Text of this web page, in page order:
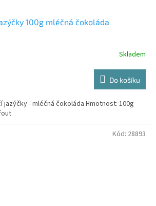
100g mléčná čokoláda
Skladem
Do košíku
- mléčná čokoláda Hmotnost: 100g
Kód: 28893